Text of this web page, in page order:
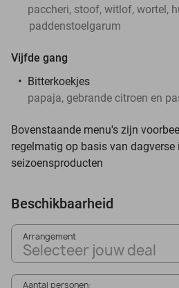
paccheri, stoof, witlof, wortel,
paddenstoelgarum
Vijfde gang
Bitterkoekjes
papaja, gebrande citroen en
Bovenstaande menu's zijn
regelmatig op basis van dagverse
seizoensproducten
Beschikbaarheid
Arrangement
Selecteer jouw deal
Aantal personen: